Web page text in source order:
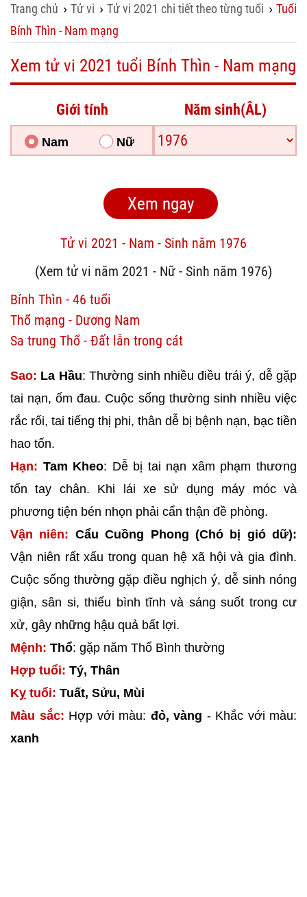
Trang chủ › Tử vi › Tử vi 2021 chi tiết theo từng tuổi › Tuổi
Bính Thìn - Nam mạng
Xem tử vi 2021 tuổi Bính Thìn - Nam mạng
Giới tính
Nam Nữ
Năm sinh(ÂL)
Tử vi 2021 - Nam - Sinh năm 1976
(Xem tử vi năm 2021 - Nữ - Sinh năm 1976)
Bính Thìn - 46 tuổi
Thổ mạng - Dương Nam
Sa trung Thổ - Đất lẫn trong cát
Sao: La Hầu: Thường sinh nhiều điều trái ý, dễ gặp
tai nạn, ốm đau. Cuộc sống thường sinh nhiều việc
rắc rối, tai tiếng thị phi, thân dễ bị bệnh nạn, bạc tiền
hao tốn.
Hạn: Tam Kheo: Dễ bị tai nạn xâm phạm thương
tổn tay chân. Khi lái xe sử dụng máy móc và
phương tiện bén nhọn phải cẩn thận đề phòng.
Vận niên: Cẩu Cuồng Phong (Chó bị gió dữ):
Vận niên rất xấu trong quan hệ xã hội và gia đình.
Cuộc sống thường gặp điều nghịch ý, dễ sinh nóng
giận, sân si, thiếu bình tĩnh và sáng suốt trong cư
xử, gây những hậu quả bất lợi.
Mệnh: Thổ: gặp năm Thổ Bình thường
Hợp tuổi: Tý, Thân
Kỵ tuổi: Tuất, Sửu, Mùi
Màu sắc: Hợp với màu: đỏ, vàng - Khắc với màu:
xanh